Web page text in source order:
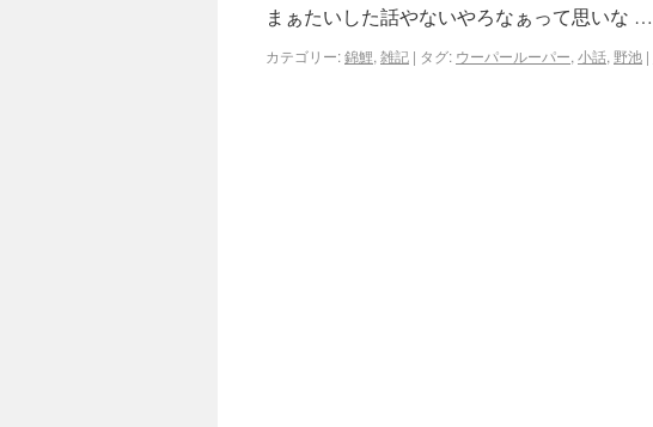
まぁたいした話やないやろなぁって思いな …
カテゴリー:錦鯉, 雑記 | タグ: ウーパールーパー, 小話, 野池 |